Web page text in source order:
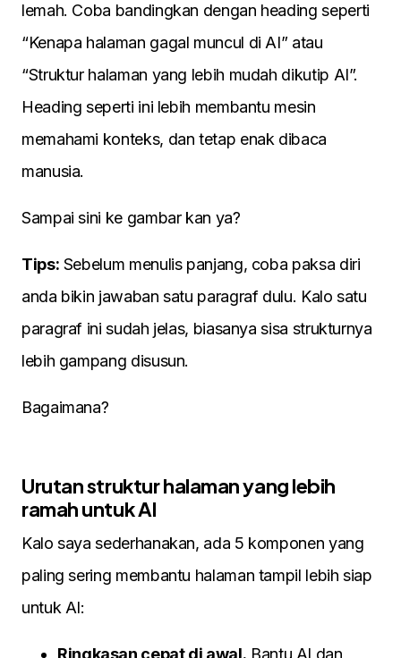
lemah. Coba bandingkan dengan heading seperti
“Kenapa halaman gagal muncul di AI” atau
“Struktur halaman yang lebih mudah dikutip AI”.
Heading seperti ini lebih membantu mesin
memahami konteks, dan tetap enak dibaca
manusia.
Sampai sini ke gambar kan ya?
Tips: Sebelum menulis panjang, coba paksa diri
anda bikin jawaban satu paragraf dulu. Kalo satu
paragraf ini sudah jelas, biasanya sisa strukturnya
lebih gampang disusun.
Bagaimana?
Urutan struktur halaman yang lebih
ramah untuk AI
Kalo saya sederhanakan, ada 5 komponen yang
paling sering membantu halaman tampil lebih siap
untuk AI:
Ringkasan cepat di awal. Bantu AI dan